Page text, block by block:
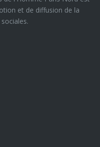
et de diffusion de la